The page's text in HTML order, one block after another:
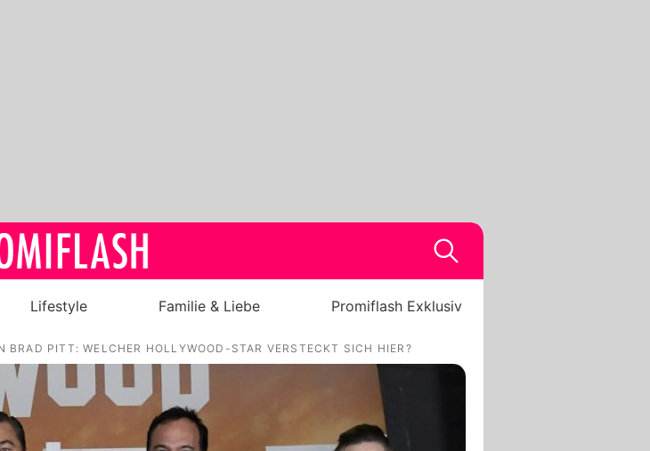
Royals
Stars
& Serien
Lifestyle Familie & Liebe Promiflash Exklusiv
BRAD PITT: WELCHER HOLLYWOOD-STAR VERSTECKT SICH HIER?